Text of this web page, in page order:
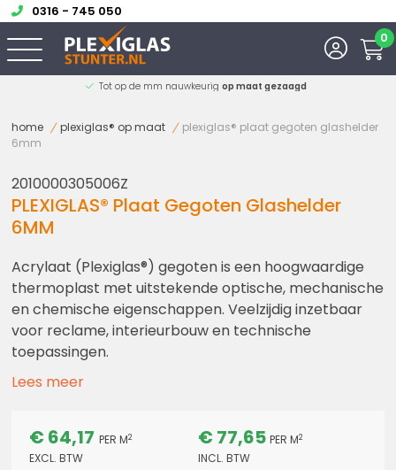
0316 - 745 050
0
Eerlijk advies van onzeexperts
home plexiglas® op maat
plexiglas® plaat gegoten glashelder
6mm
2010000305006Z
PLEXIGLAS® Plaat Gegoten Glashelder
6MM
Acrylaat (Plexiglas®) gegoten is een hoogwaardige
thermoplast met uitstekende optische, mechanische
en chemische eigenschappen. Veelzijdig inzetbaar
voor reclame, interieurbouw en technische
toepassingen.
Lees meer
€ 64,17 PER M2
EXCL. BTW
€ 77,65 PER M2
INCL. BTW